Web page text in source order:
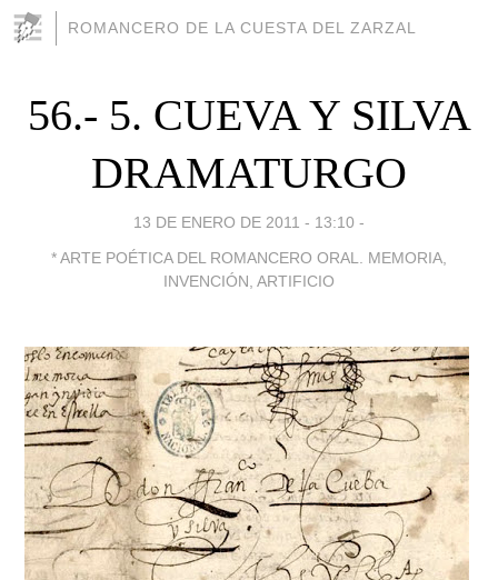
ROMANCERO DE LA CUESTA DEL ZARZAL
56.- 5. CUEVA Y SILVA
DRAMATURGO
13 DE ENERO DE 2011 - 13:10 -
* ARTE POÉTICA DEL ROMANCERO ORAL. MEMORIA,
INVENCIÓN, ARTIFICIO